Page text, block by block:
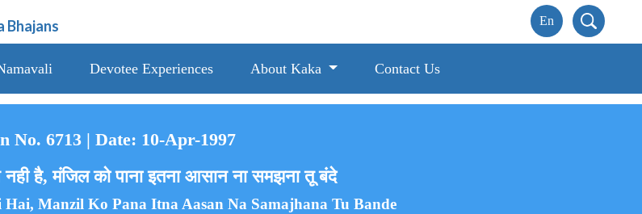
Bhajans
Devotee Experiences About Kaka Contact Us
No. 6713 | Date: 10-Apr-1997
है, मंजिल को पाना इतना आसान ना समझना तू बंदे
Manzil Ko Pana Itna Aasan Na Samajhana Tu Bande